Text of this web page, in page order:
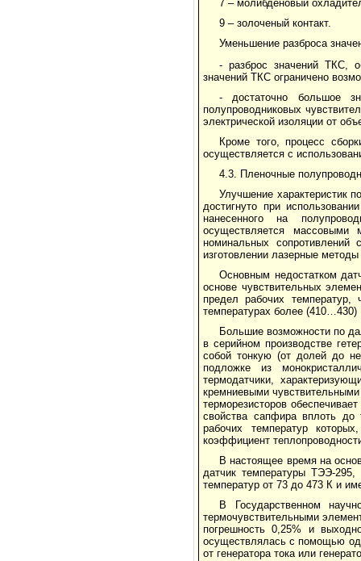
7 – молибденовый
9 – золоченый контакт.
Уменьшение разброса
- разброс значений ТКС,
значений ТКС ограничено
- достаточно большое
полупроводниковых
электрической изоляции от
Кроме того, процесс
осуществляется с
4.3. Пленочные
Улучшение характеристик
достигнуто при
нанесен­ного на
осуществляется массовыми
номинальных сопротивлений
изготовлении лазерные
Основным недостатком
основе чувствительных
предел рабочих
температурах более (410…430)
Большие возможности по
в серийном производстве
собой тонкую (от долей до
подложке из
термодатчики,
кремниевыми
терморезисторов
свойства сапфира вплоть до
рабочих температур
коэффициент
В настоящее время на
датчик температуры ТЭЭ-295,
температур от 73 до 473 К и
В Государственном
термочувствительными
погрешность 0,25% и
осуществлялась с помощью
от генератора тока или